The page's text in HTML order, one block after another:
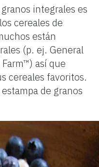
integrales es
cereales de
están
(p. ej. General
así que
cereales favoritos.
de granos